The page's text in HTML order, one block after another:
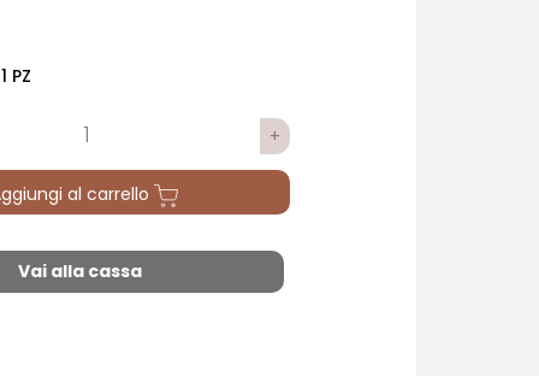
1 PZ
al carrello
Vai alla cassa